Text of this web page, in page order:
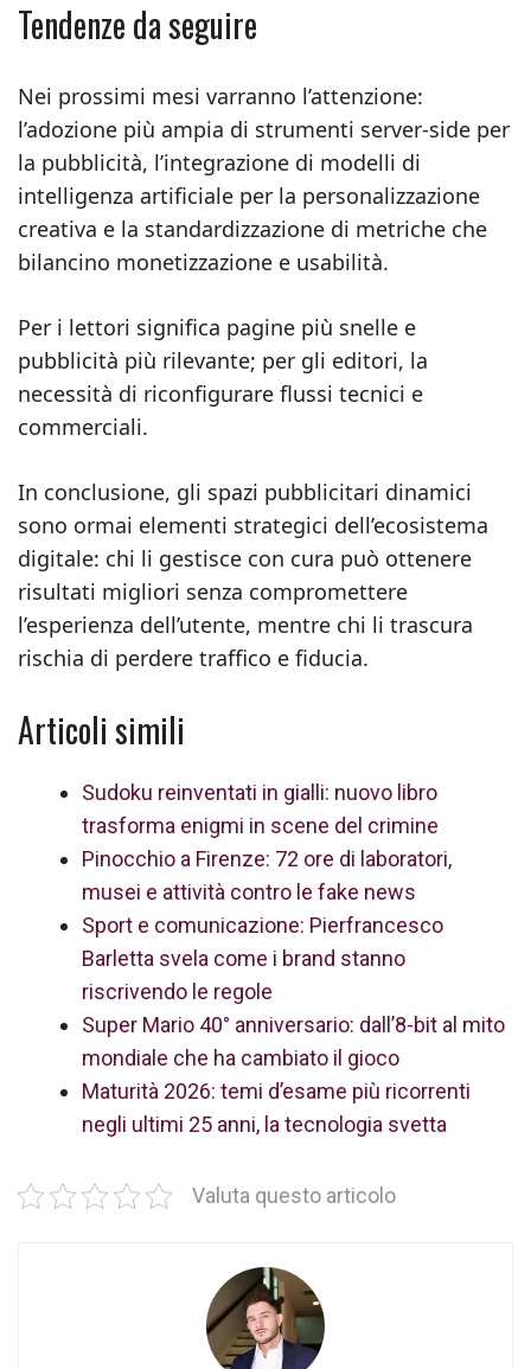
Tendenze da seguire
Nei prossimi mesi varranno l’attenzione:
l’adozione più ampia di strumenti server-side per
la pubblicità, l’integrazione di modelli di
intelligenza artificiale per la personalizzazione
creativa e la standardizzazione di metriche che
bilancino monetizzazione e usabilità.
Per i lettori significa pagine più snelle e
pubblicità più rilevante; per gli editori, la
necessità di riconfigurare flussi tecnici e
commerciali.
In conclusione, gli spazi pubblicitari dinamici
sono ormai elementi strategici dell’ecosistema
digitale: chi li gestisce con cura può ottenere
risultati migliori senza compromettere
l’esperienza dell’utente, mentre chi li trascura
rischia di perdere traffico e fiducia.
Articoli simili
Sudoku reinventati in gialli: nuovo libro
trasforma enigmi in scene del crimine
Pinocchio a Firenze: 72 ore di laboratori,
musei e attività contro le fake news
Sport e comunicazione: Pierfrancesco
Barletta svela come i brand stanno
riscrivendo le regole
Super Mario 40° anniversario: dall’8-bit al mito
mondiale che ha cambiato il gioco
Maturità 2026: temi d’esame più ricorrenti
negli ultimi 25 anni, la tecnologia svetta
Valuta questo articolo